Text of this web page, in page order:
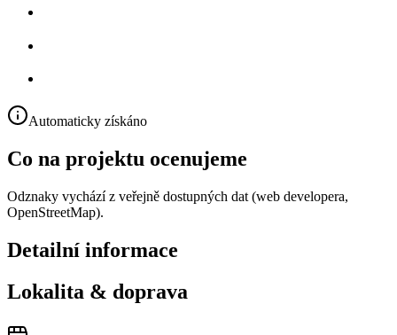
Automaticky získáno
Co na projektu ocenujeme
Odznaky vychází z veřejně dostupných dat (web developera,
OpenStreetMap).
Detailní informace
Lokalita & doprava